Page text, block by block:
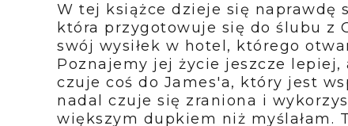
W tej książce dzieje się naprawdę
która przygotowuje się do ślubu z
swój wysiłek w hotel, którego
Poznajemy jej życie jeszcze
czuje coś do James'a, który jest
nadal czuje się zraniona i
większym dupkiem niż myślałam.